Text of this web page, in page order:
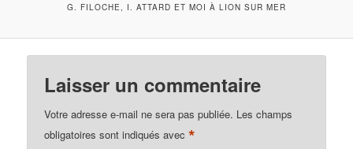
G. FILOCHE, I. ATTARD ET MOI À LION SUR MER
Laisser un commentaire
Votre adresse e-mail ne sera pas publiée. Les champs
obligatoires sont indiqués avec*